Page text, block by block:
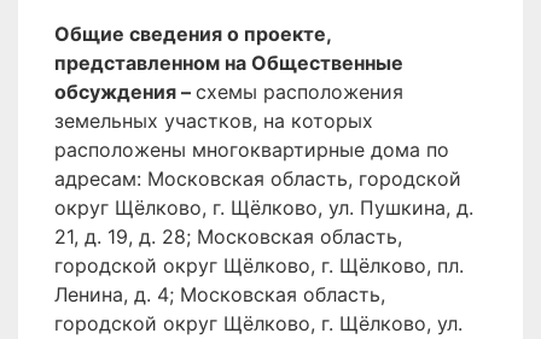
Общие сведения о проекте,
представленном на Общественные
обсуждения – схемы расположения
земельных участков, на которых
расположены многоквартирные дома по
адресам: Московская область, городской
округ Щёлково, г. Щёлково, ул. Пушкина, д.
21, д. 19, д. 28; Московская область,
городской округ Щёлково, г. Щёлково, пл.
Ленина, д. 4; Московская область,
городской округ Щёлково, г. Щёлково, ул.